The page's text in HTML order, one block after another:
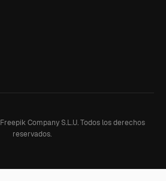
Freepik Company S.L.U.Todos los derechos
reservados.